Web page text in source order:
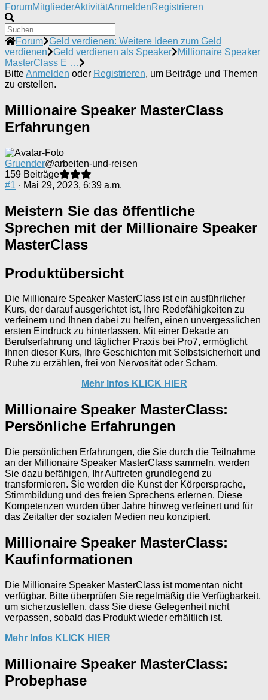
Forum-
Navigation
ForumMitgliederAktivitätAnmeldenRegistrieren
Forum-
Breadcrumbs
-
Du
bist
Forum Geld verdienen: Weitere Ideen zum Geld
verdienen
Geld verdienen als Speaker
Millionaire Speaker
MasterClass E …
BitteAnmelden oder Registrieren, um Beiträge und Themen
zu erstellen.
Millionaire Speaker MasterClass
Erfahrungen
Gruender@arbeiten-und-reisen
159 Beiträge
#1 · Mai 29, 2023, 6:39 a.m.
Meistern Sie das öffentliche
Sprechen mit der Millionaire Speaker
MasterClass
Produktübersicht
Die Millionaire Speaker MasterClass ist ein ausführlicher
Kurs, der darauf ausgerichtet ist, Ihre Redefähigkeiten zu
verfeinern und Ihnen dabei zu helfen, einen unvergesslichen
ersten Eindruck zu hinterlassen. Mit einer Dekade an
Berufserfahrung und täglicher Praxis bei Pro7, ermöglicht
Ihnen dieser Kurs, Ihre Geschichten mit Selbstsicherheit und
Ruhe zu erzählen, frei von Nervosität oder Scham.
Mehr Infos KLICK HIER
Millionaire Speaker MasterClass:
Persönliche Erfahrungen
Die persönlichen Erfahrungen, die Sie durch die Teilnahme
an der Millionaire Speaker MasterClass sammeln, werden
Sie dazu befähigen, Ihr Auftreten grundlegend zu
transformieren. Sie werden die Kunst der Körpersprache,
Stimmbildung und des freien Sprechens erlernen. Diese
Kompetenzen wurden über Jahre hinweg verfeinert und für
das Zeitalter der sozialen Medien neu konzipiert.
Millionaire Speaker MasterClass:
Kaufinformationen
Die Millionaire Speaker MasterClass ist momentan nicht
verfügbar. Bitte überprüfen Sie regelmäßig die Verfügbarkeit,
um sicherzustellen, dass Sie diese Gelegenheit nicht
verpassen, sobald das Produkt wieder erhältlich ist.
Mehr Infos KLICK HIER
Millionaire Speaker MasterClass:
Probephase